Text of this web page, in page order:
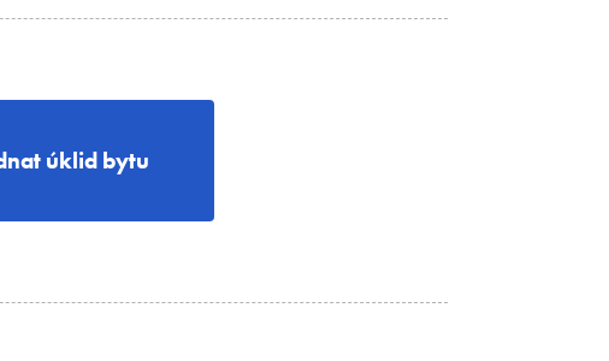
úklid bytu